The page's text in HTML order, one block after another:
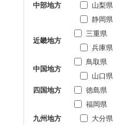
中部地方
山梨県
静岡県
近畿地方
三重県
兵庫県
中国地方
鳥取県
山口県
四国地方
徳島県
九州地方
福岡県
大分県